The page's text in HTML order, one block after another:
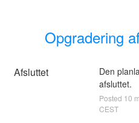
Opgradering
Afsluttet
Den
afsluttet.
Posted 10
CEST